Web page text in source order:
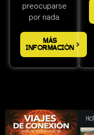
preocuparse
por nada.
MÁS
INFORMACIÓN